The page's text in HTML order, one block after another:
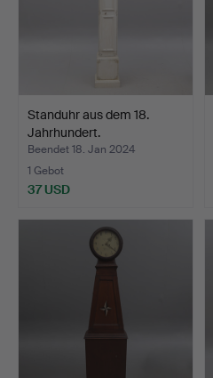
Standuhr aus dem 18.
Jahrhundert.
Beendet 18. Jan 2024
1 Gebot
37 USD